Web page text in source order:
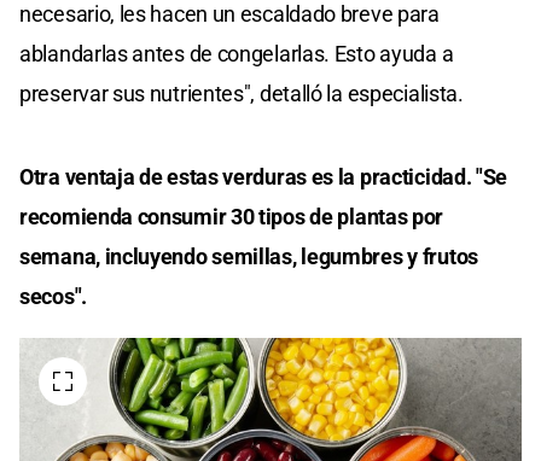
necesario, les hacen un escaldado breve para
ablandarlas antes de congelarlas. Esto ayuda a
preservar sus nutrientes", detalló la especialista.
Otra ventaja de estas verduras es la practicidad. "Se
recomienda consumir 30 tipos de plantas por
semana, incluyendo semillas, legumbres y frutos
secos".